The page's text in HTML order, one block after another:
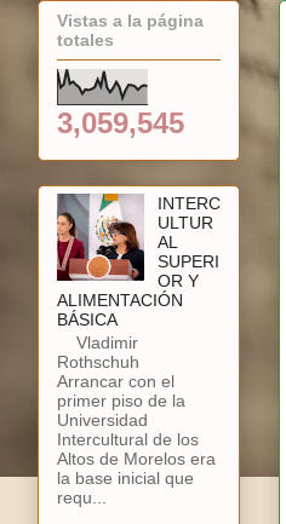
Vistas a la página
totales
3,059,545
INTERC
ULTUR
AL
SUPERI
OR Y
ALIMENTACIÓN
BÁSICA
Vladimir
Rothschuh
Arrancar con el
primer piso de la
Universidad
Intercultural de los
Altos de Morelos era
la base inicial que
requ...